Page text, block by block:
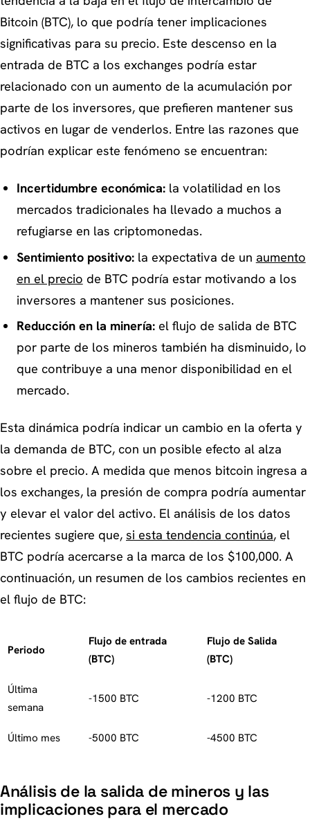
Bitcoin (BTC), lo que podría tener implicaciones
significativas para su precio. Este descenso en la
entrada de BTC a los exchanges podría estar
relacionado con un aumento de la acumulación por
parte de los inversores, que prefieren mantener sus
activos en lugar de venderlos. Entre las razones que
podrían explicar este fenómeno se encuentran:
Incertidumbre económica:la volatilidad en los
mercados tradicionales ha llevado a muchos a
refugiarse en las criptomonedas.
Sentimiento positivo:la expectativa de un aumento
en el precio de BTC podría estar motivando a los
inversores a mantener sus posiciones.
Reducción en la minería:el flujo de salida de BTC
por parte de los mineros también ha disminuido, lo
que contribuye a una menor disponibilidad en el
mercado.
Esta dinámica podría indicar un cambio en la oferta y
la demanda de BTC, con un posible efecto al alza
sobre el precio. A medida que menos bitcoin ingresa a
los exchanges, la presión de compra podría aumentar
y elevar el valor del activo. El análisis de los datos
recientes sugiere que, si esta tendencia continúa, el
BTC podría acercarse a la marca de los $100,000. A
continuación, un resumen de los cambios recientes en
el flujo de BTC:
Periodo
Flujo de entrada
(BTC)
Flujo de Salida
(BTC)
Última
semana
-1500 BTC -1200 BTC
Último mes -5000 BTC -4500 BTC
Análisis de la salida de mineros y las
implicaciones para el mercado